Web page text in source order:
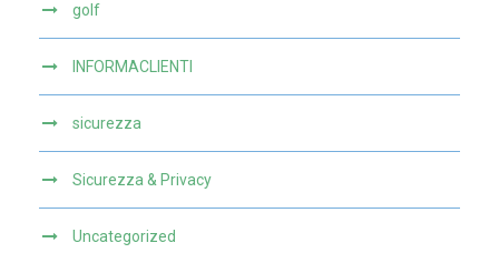
golf
INFORMACLIENTI
sicurezza
Sicurezza & Privacy
Uncategorized